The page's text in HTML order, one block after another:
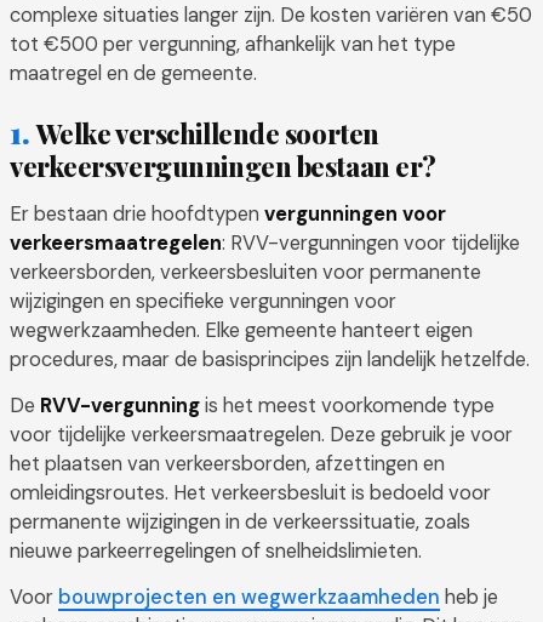
complexe situaties langer zijn. De kosten variëren van €50
tot €500 per vergunning, afhankelijk van het type
maatregel en de gemeente.
Welke verschillende soorten
verkeersvergunningen bestaan er?
Er bestaan drie hoofdtypen vergunningen voor
verkeersmaatregelen: RVV-vergunningen voor tijdelijke
verkeersborden, verkeersbesluiten voor permanente
wijzigingen en specifieke vergunningen voor
wegwerkzaamheden. Elke gemeente hanteert eigen
procedures, maar de basisprincipes zijn landelijk hetzelfde.
De RVV-vergunningis het meest voorkomende type
voor tijdelijke verkeersmaatregelen. Deze gebruik je voor
het plaatsen van verkeersborden, afzettingen en
omleidingsroutes. Het verkeersbesluit is bedoeld voor
permanente wijzigingen in de verkeerssituatie, zoals
nieuwe parkeerregelingen of snelheidslimieten.
Voor bouwprojecten en wegwerkzaamheden heb je